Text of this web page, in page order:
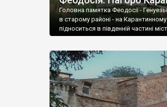
Головна памятка Феодосії -
в старому районі - на Карантинному
підноситься в південній частині